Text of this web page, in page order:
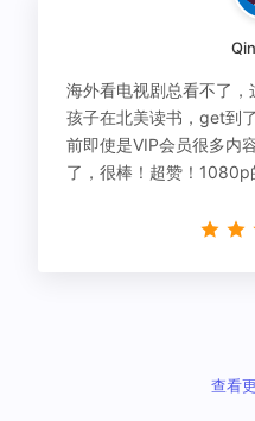
海外看电视剧总看不了
孩子在北美读书，get到
前即使是VIP会员很多内
了，很棒！超赞！1080p
查看